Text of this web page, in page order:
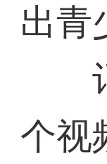
出青
记
个视